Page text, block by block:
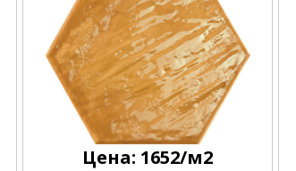
Цена: 1652/м2